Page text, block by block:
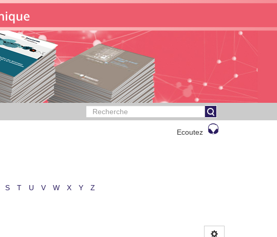
Ecoutez
S T U V W X Y Z